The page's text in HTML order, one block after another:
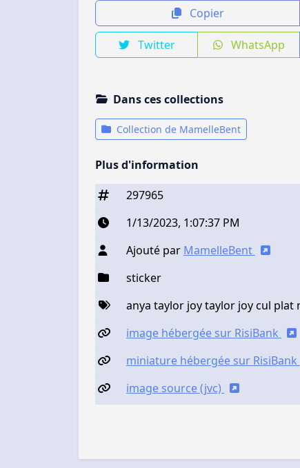
Copier
Twitter WhatsApp
Dans ces collections
Collection de MamelleBent
Plus d'information
297965
1/13/2023, 1:07:37 PM
Ajouté par MamelleBent
sticker
anya taylor joy taylor joy cul plat
image hébergée sur RisiBank
miniature hébergée sur RisiBank
image source (jvc)